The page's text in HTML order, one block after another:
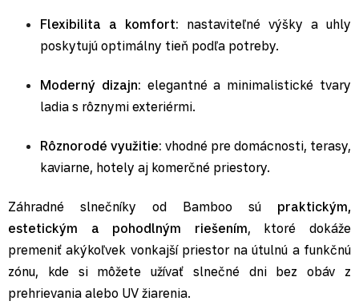
Flexibilita a komfort: nastaviteľné výšky a uhly
poskytujú optimálny tieň podľa potreby.
Moderný dizajn: elegantné a minimalistické tvary
ladia s rôznymi exteriérmi.
Rôznorodé využitie: vhodné pre domácnosti, terasy,
kaviarne, hotely aj komerčné priestory.
Záhradné slnečníky od Bamboo sú praktickým,
estetickým a pohodlným riešením, ktoré dokáže
premeniť akýkoľvek vonkajší priestor na útulnú a funkčnú
zónu, kde si môžete užívať slnečné dni bez obáv z
prehrievania alebo UV žiarenia.